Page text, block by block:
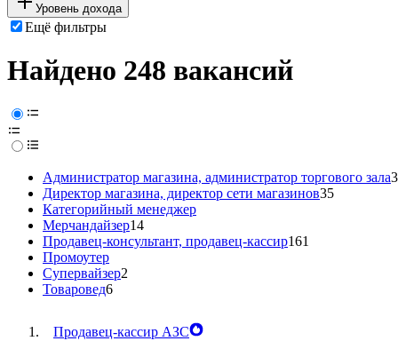
Уровень дохода
Ещё фильтры
Найдено 248 вакансий
Администратор магазина, администратор торгового зала
Директор магазина, директор сети магазинов35
Категорийный менеджер
Мерчандайзер14
Продавец-консультант, продавец-кассир161
Промоутер
Супервайзер2
Товаровед6
Продавец-кассир АЗС